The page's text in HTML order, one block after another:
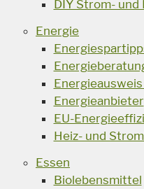
DIY Strom-
Energie
Energieanbieter
EU-
Heiz- und
Essen
Biolebensmittel